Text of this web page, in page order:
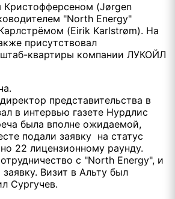
Кристофферсеном (Jørgen
"North Energy"
(Eirik Karlstrøm). На
присутствовал
штаб-квартиры компании ЛУКОЙЛ
представительства в
в интервью газете Нурдлис
была вполне ожидаемой,
подали заявку на статус
22 лицензионному раунду.
с "North Energy", и
Визит в Альту был
Сургучев.